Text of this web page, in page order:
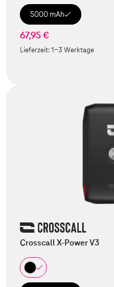
5000 mAh
67,95 €
Lieferzeit:1-3 Werktage
Crosscall X-Power V3